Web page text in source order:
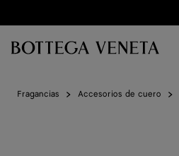
Fragancias Accesorios de cuero